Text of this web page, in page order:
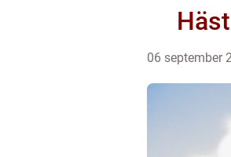
06 september